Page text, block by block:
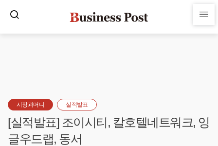
시장과머니 실적발표
[실적발표] 조이시티, 칼호텔네트워크, 잉
글우드랩, 동서